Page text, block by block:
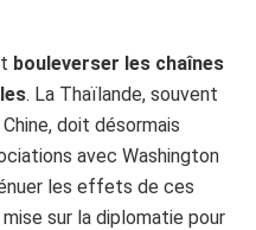
bouleverser les chaînes
. La Thaïlande, souvent
doit désormais
avec Washington
les effets de ces
sur la diplomatie pour